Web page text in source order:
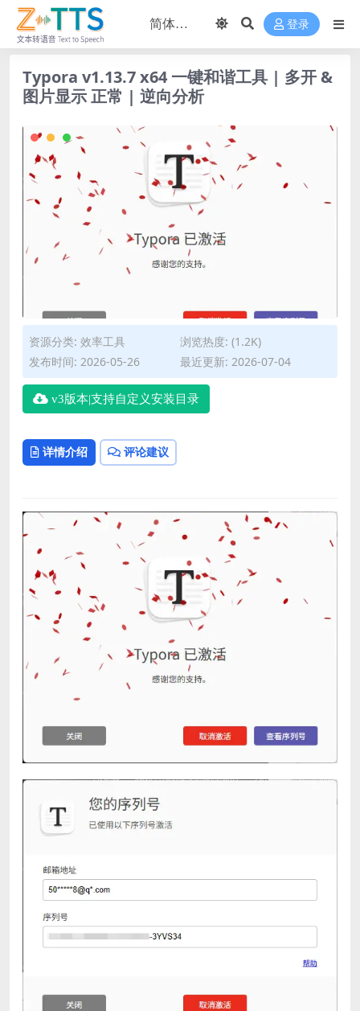
登录
Typora v1.13.7 x64 一键和谐工具 | 多开 &
图片显示 正常 | 逆向分析
资源分类: 效率工具
浏览热度: (1.2K)
发布时间: 2026-05-26
最近更新: 2026-07-04
v3版本|支持自定义安装目录
详情介绍 评论建议